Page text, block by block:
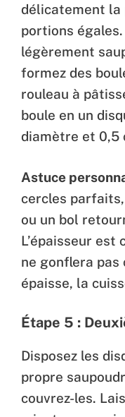
délicatement la
portions
légèrement
formez des
rouleau à
boule en un
diamètre et 0,5
Astuce
cercles
ou un bol
L’épaisseur
ne gonflera
épaisse, la
Étape 5 :
Disposez les
propre
couvrez-les.